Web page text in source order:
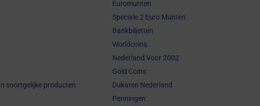
soortgelijke producten
Euromunten
Speciale 2 Euro Munten
Bankbiljetten
Worldcoins
Nederland Voor 2002
Gold Coins
Dukaten Nederland
Penningen